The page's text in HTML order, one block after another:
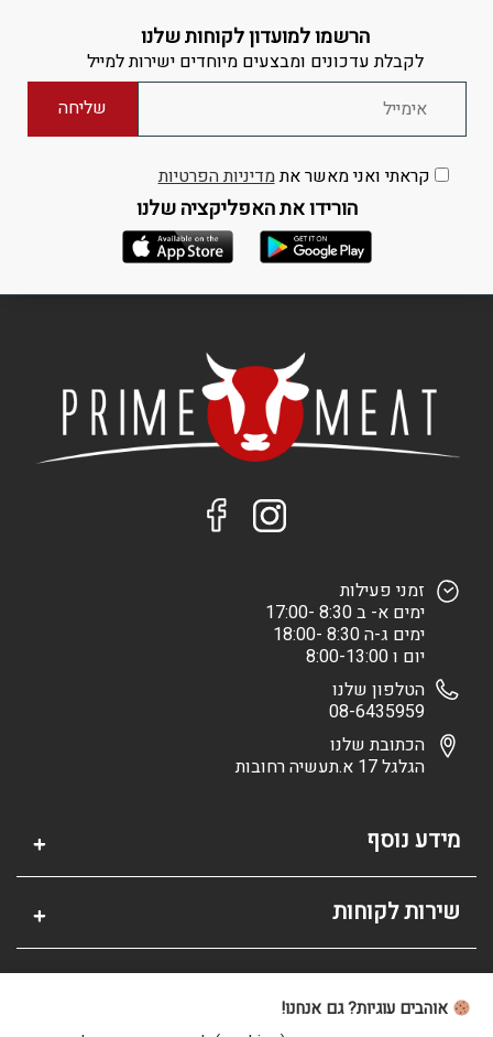
הרשמו למועדון לקוחות שלנו
לקבלת עדכונים ומבצעים מיוחדים ישירות למייל
קראתי ואני מאשר אתמדיניות הפרטיות
הורידו את האפליקציה שלנו
זמני פעילות
ימים א- ב 8:30 -17:00
ימים ג-ה 8:30 -18:00
יום ו 8:00-13:00
הטלפון שלנו
08-6435959
הכתובת שלנו
הגלגל 17 א.תעשיה רחובות
מידע נוסף
שירות לקוחות
אזור אישי
אוהבים עוגיות? גם אנחנו!